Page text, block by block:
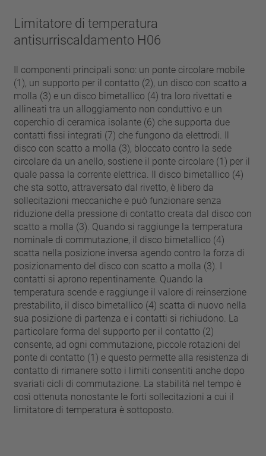
Limitatore di temperatura
antisurriscaldamento H06
Il componenti principali sono: un ponte circolare mobile
(1), un supporto per il contatto (2), un disco con scatto a
molla (3) e un disco bimetallico (4) tra loro rivettati e
allineati tra un alloggiamento non conduttivo e un
coperchio di ceramica isolante (6) che supporta due
contatti fissi integrati (7) che fungono da elettrodi. Il
disco con scatto a molla (3), bloccato contro la sede
circolare da un anello, sostiene il ponte circolare (1) per il
quale passa la corrente elettrica. Il disco bimetallico (4)
che sta sotto, attraversato dal rivetto, è libero da
sollecitazioni meccaniche e può funzionare senza
riduzione della pressione di contatto creata dal disco con
scatto a molla (3). Quando si raggiunge la temperatura
nominale di commutazione, il disco bimetallico (4)
scatta nella posizione inversa agendo contro la forza di
posizionamento del disco con scatto a molla (3). I
contatti si aprono repentinamente. Quando la
temperatura scende e raggiunge il valore di reinserzione
prestabilito, il disco bimetallico (4) scatta di nuovo nella
sua posizione di partenza e i contatti si richiudono. La
particolare forma del supporto per il contatto (2)
consente, ad ogni commutazione, piccole rotazioni del
ponte di contatto (1) e questo permette alla resistenza di
contatto di rimanere sotto i limiti consentiti anche dopo
svariati cicli di commutazione. La stabilità nel tempo è
così ottenuta nonostante le forti sollecitazioni a cui il
limitatore di temperatura è sottoposto.